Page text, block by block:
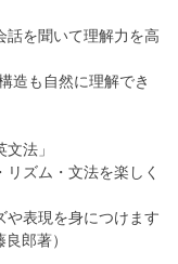
話を聞いて理解力を高
造も自然に理解でき
法」
ズム・文法を楽しく
や表現を身につけます
郎著）